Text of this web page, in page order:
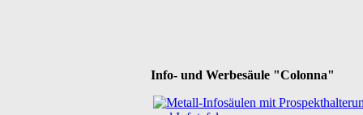
Info- und Werbesäule "Colonna"